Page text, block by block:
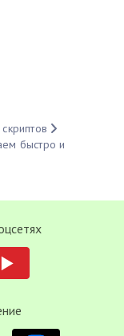
быстро и